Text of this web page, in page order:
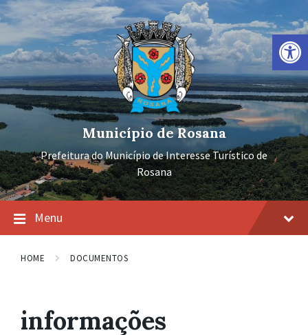
Barra de Ferramentas Aberta
Ir
para
conteúdo
Pular
para
navegação
principal
Pular
para
rodapé
Município de Rosana
Prefeitura do Município de Interesse Turístico de
Rosana
Menu
HOME DOCUMENTOS
informações